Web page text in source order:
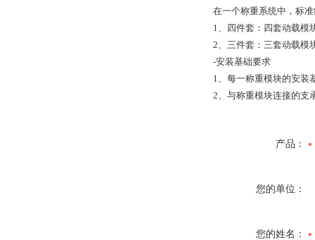
在一个称重系统中，标
1、四件套：四套动载模
2、三件套：三套动载模
-安装基础要求
1、每一称重模块的安装
2、与称重模块连接的支
产品：
您的单位：
您的姓名：